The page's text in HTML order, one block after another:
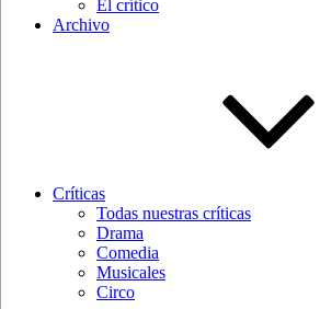
El crítico
Archivo
Críticas
Todas nuestras críticas
Drama
Comedia
Musicales
Circo